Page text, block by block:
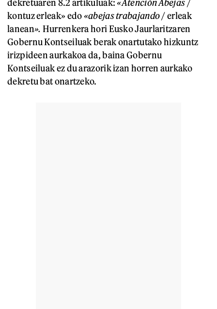
dekretuaren 8.2 artikuluak: «Atención Abejas /
kontuz erleak» edo «abejas trabajando/ erleak
lanean». Hurrenkera hori Eusko Jaurlaritzaren
Gobernu Kontseiluak berak onartutako hizkuntz
irizpideen aurkakoa da, baina Gobernu
Kontseiluak ez du arazorik izan horren aurkako
dekretu bat onartzeko.